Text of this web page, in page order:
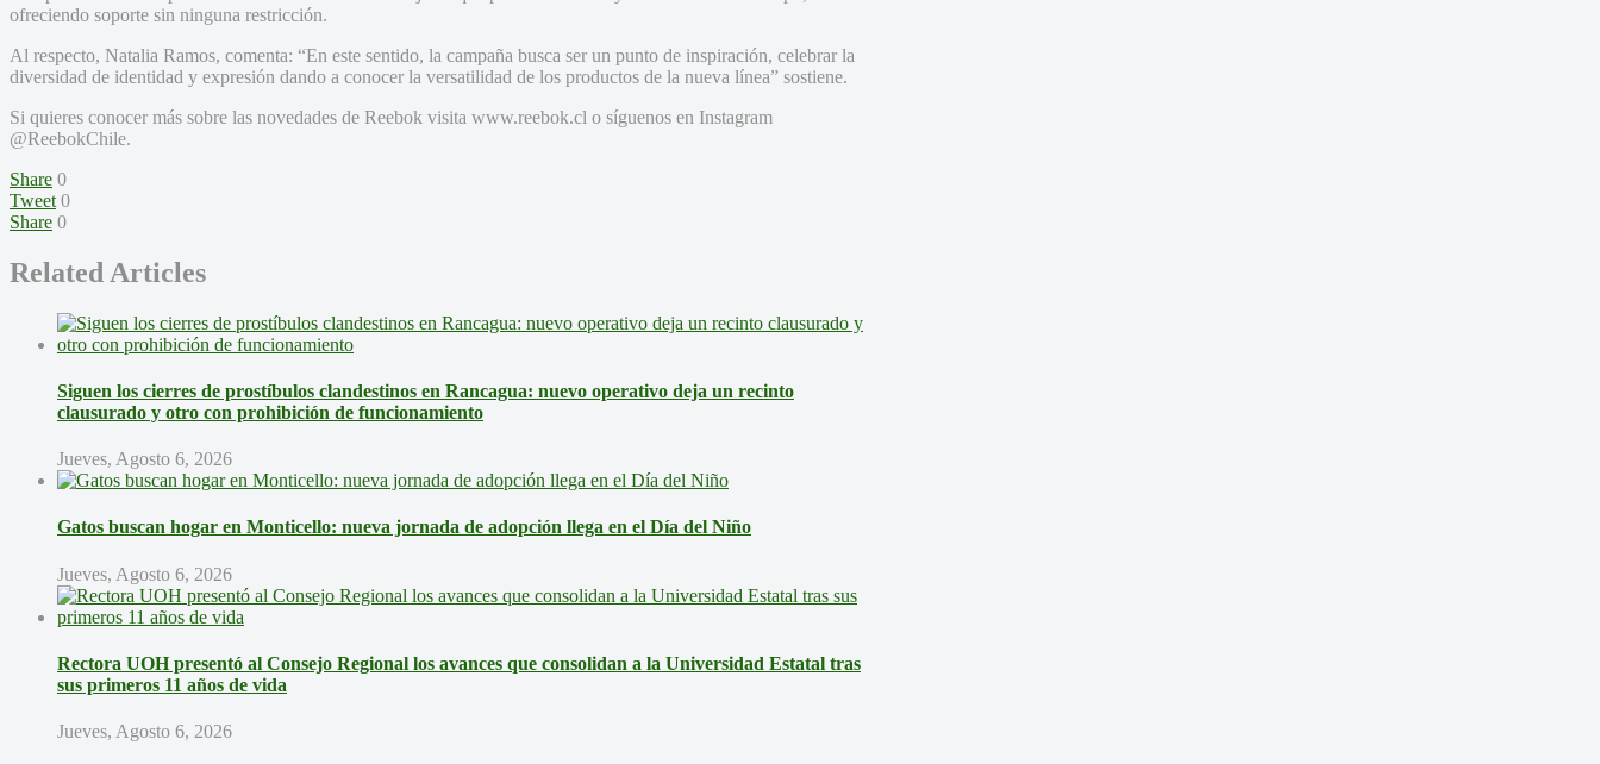
ofreciendo soporte sin ninguna restricción.
Al respecto, Natalia Ramos, comenta: “En este sentido, la campaña busca ser un punto de inspiración, celebrar la
diversidad de identidad y expresión dando a conocer la versatilidad de los productos de la nueva línea” sostiene.
Si quieres conocer más sobre las novedades de Reebok visita www.reebok.cl o síguenos en Instagram
@ReebokChile.
Share 0
Tweet 0
Share 0
Related Articles
Siguen los cierres de prostíbulos clandestinos en Rancagua: nuevo operativo deja un recinto
clausurado y otro con prohibición de funcionamiento
Jueves, Agosto 6, 2026
Gatos buscan hogar en Monticello: nueva jornada de adopción llega en el Día del Niño
Jueves, Agosto 6, 2026
Rectora UOH presentó al Consejo Regional los avances que consolidan a la Universidad Estatal tras
sus primeros 11 años de vida
Jueves, Agosto 6, 2026